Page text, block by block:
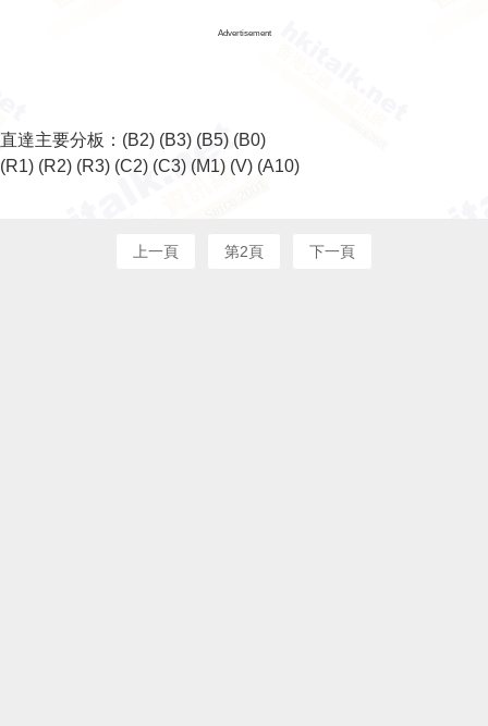
Advertisement
直達主要分板： (B2) (B3) (B5) (B0)
(R1) (R2) (R3) (C2) (C3) (M1) (V) (A10)
上一頁 第2頁 下一頁